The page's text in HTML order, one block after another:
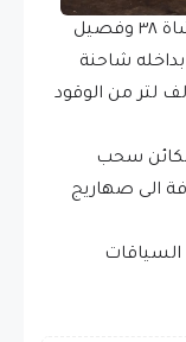
عاون مع استخبارات وقوة من لواء المشاة ٣٨ وفصيل
شاحنة
( صهريج ) محملة باكثر من ٣٥ الف لتر من الوقود
سحب
الى صهاريج